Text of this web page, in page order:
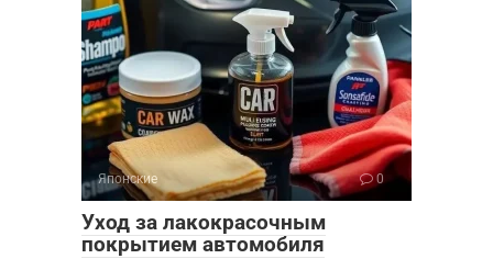
Японские 0
Уход за лакокрасочным
покрытием автомобиля